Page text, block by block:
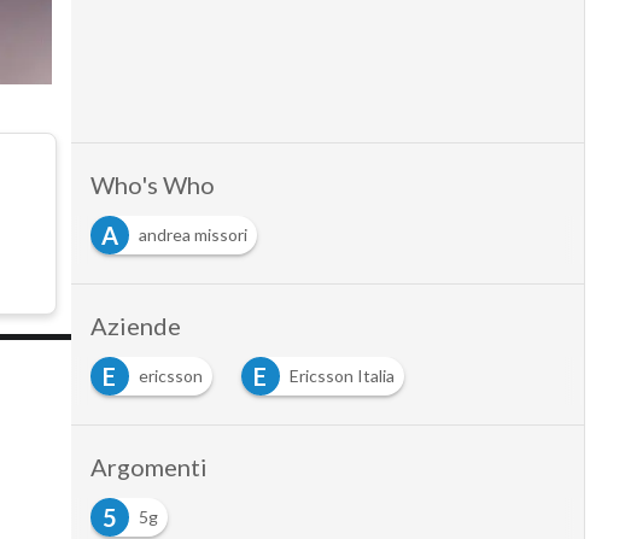
Who's Who
A
andrea missori
Aziende
E
ericsson E Ericsson Italia
Argomenti
5
5g